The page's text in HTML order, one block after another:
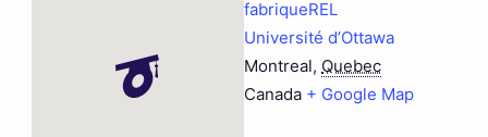
fabriqueREL
Université d’Ottawa
Montreal, Quebec
Canada + Google Map